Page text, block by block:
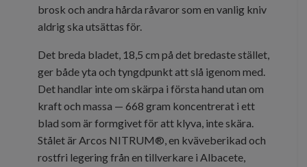
brosk och andra hårda råvaror som en vanlig kniv
aldrig ska utsättas för.
Det breda bladet, 18,5 cm på det bredaste stället,
ger både yta och tyngdpunkt att slå igenom med.
Det handlar inte om skärpa i första hand utan om
kraft och massa — 668 gram koncentrerat i ett
blad som är formgivet för att klyva, inte skära.
Stålet är Arcos NITRUM®, en kväveberikad och
rostfri legering från en tillverkare i Albacete,